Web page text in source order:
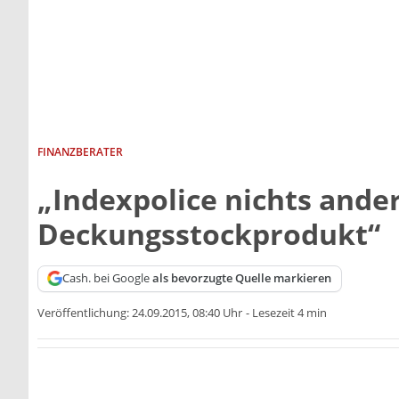
FINANZBERATER
„Indexpolice nichts
Deckungsstockprodukt“
Cash. bei Googleals bevorzugte Quelle markieren
Veröffentlichung:24.09.2015, 08:40 Uhr - Lesezeit 4 min